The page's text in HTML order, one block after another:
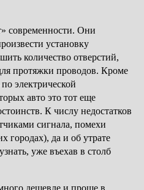
современности. Они
установку
количество отверстий,
протяжки проводов. Кроме
электрической
авто это тот еще
К числу недостатков
сигнала, помехи
городах), да и об утрате
уже въехав в столб